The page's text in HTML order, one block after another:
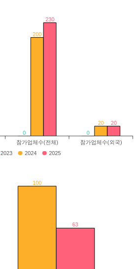
0 0
200
20
230
20
참가업체수(전체) 참가업체수(외국)
2023 2024 2025
100
63